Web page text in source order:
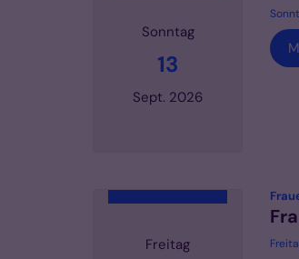
Sonntag
13
Sept. 2026
Freitag